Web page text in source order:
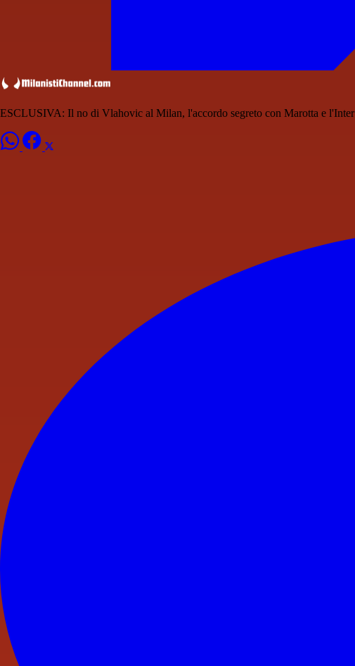
ESCLUSIVA: Il no di Vlahovic al Milan, l'accordo segreto con Marotta e l'Inter